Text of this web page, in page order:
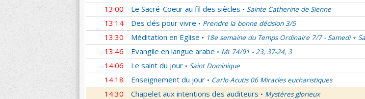
13:00 Le Sacré-Coeur au fil des siècles • Sainte Catherine de Sienne
13:14 Des clés pour vivre • Prendre la bonne décision 3/5
13:30 Méditation en Eglise • 18e semaine du Temps Ordinaire 7/7 - Samedi +
13:46 Evangile en langue arabe • Mt 74/91 - 23, 37-24, 3
14:06 Le saint du jour • Saint Dominique
14:18 Enseignement du jour • Carlo Acutis 06 Miracles eucharistiques
14:30 Chapelet aux intentions des auditeurs • Mystères glorieux